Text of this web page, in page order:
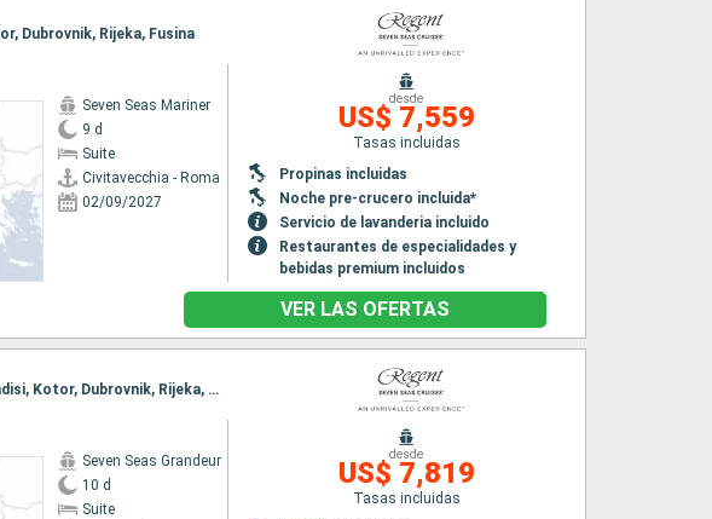
Dubrovnik, Rijeka, Fusina
Seven Seas Mariner
9 d
Suite
Civitavecchia - Roma
02/09/2027
desde
US$ 7,559
Tasas incluidas
Propinas incluidas
Noche pre-crucero incluida*
Servicio de lavanderia incluido
Restaurantes de especialidades y
bebidas premium incluidos
VER LAS OFERTAS
Itinerario : Civitavecchia - Roma, Salerno, Messine, La Valetta, Brindisi, Kotor, Dubrovnik, Rijeka, Fusina
Seven Seas Grandeur
10 d
Suite
desde
US$ 7,819
Tasas incluidas